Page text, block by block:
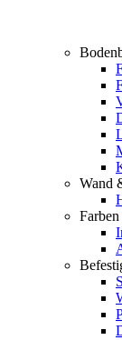
Wand
Farben